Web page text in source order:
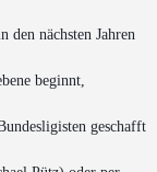
nächsten Jahren
beginnt,
geschafft